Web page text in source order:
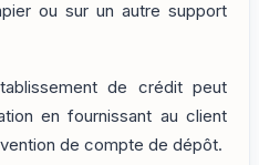
ou sur un autre support
de crédit peut
en fournissant au client
de compte de dépôt.